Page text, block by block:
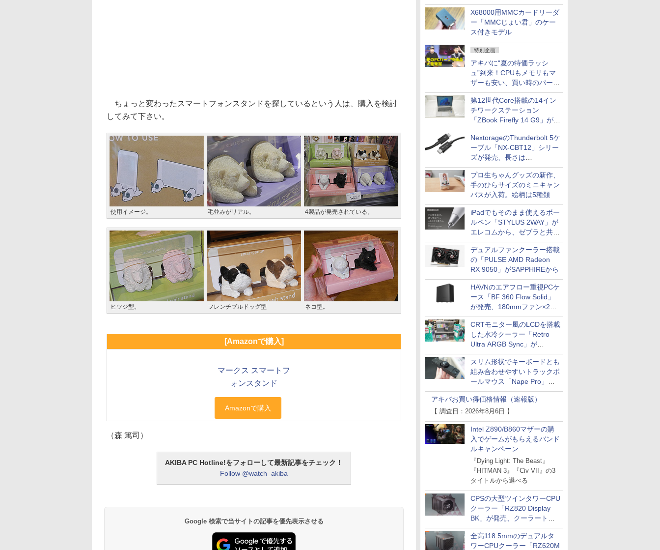
中古PCセール
X68000用MMCカードリーダ
ー「MMCじょい君」のケー
ス付きモデル
特別企画
アキバに“夏の特価ラッシ
ュ”到来！CPUもメモリもマ
ザーも安い、買い時のパーツ
は？【8月7日(金)22時配信】
第12世代Core搭載の14イン
チワークステーション
「ZBook Firefly 14 G9」が
79,800円！秋葉原で中古PC
セール
NextorageのThunderbolt 5ケ
ーブル「NX-CBT12」シリー
ズが発売、長さは
30cm/50cm/1mの3種類
プロ生ちゃんグッズの新作、
手のひらサイズのミニキャン
バスが入荷。絵柄は5種類
iPadでもそのまま使えるボー
ルペン「STYLUS 2WAY」が
エレコムから、ゼブラと共同
開発
デュアルファンクーラー搭載
の「PULSE AMD Radeon
RX 9050」がSAPPHIREから
HAVNのエアフロー重視PCケ
ース「BF 360 Flow Solid」
が発売、180mmファン×2搭
載
CRTモニター風のLCDを搭載
した水冷クーラー「Retro
Ultra ARGB Sync」が
Thermaltakeから
スリム形状でキーボードとも
組み合わせやすいトラックボ
ールマウス「Nape Pro」が
Keychronから
アキバお買い得価格情報（速報版）
【 調査日：2026年8月6日 】
Intel Z890/B860マザーの購
入でゲームがもらえるバンド
ルキャンペーン
『Dying Light: The Beast』
『HITMAN 3』『Civ VII』の3
タイトルから選べる
CPSの大型ツインタワーCPU
クーラー「RZ820 Display
BK」が発売、クーラートッ
プに5インチ液晶搭載
全高118.5mmのデュアルタ
ワーCPUクーラー「RZ620M
ちょっと変わったスマートフォンスタンドを探しているという人は、購入を検討
してみて下さい。
使用イメージ。 毛並みがリアル。 4製品が発売されている。
ヒツジ型。 フレンチブルドッグ型 ネコ型。
[Amazonで購入]
マークス スマートフ
ォンスタンド
（森 篤司）
AKIBA PC Hotline!をフォローして最新記事をチェック！
Follow @watch_akiba
Google 検索で当サイトの記事を優先表示させる